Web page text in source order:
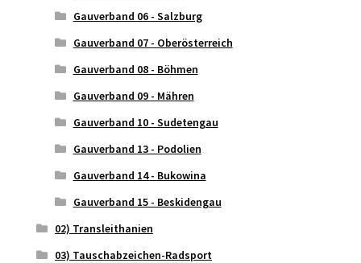
Gauverband 06 - Salzburg
Gauverband 07 - Oberösterreich
Gauverband 08 - Böhmen
Gauverband 09 - Mähren
Gauverband 10 - Sudetengau
Gauverband 13 - Podolien
Gauverband 14 - Bukowina
Gauverband 15 - Beskidengau
02) Transleithanien
03) Tauschabzeichen-Radsport